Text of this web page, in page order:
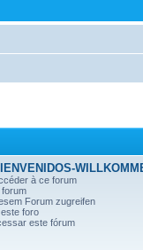
à ce forum
forum
Forum zugreifen
foro
este fórum